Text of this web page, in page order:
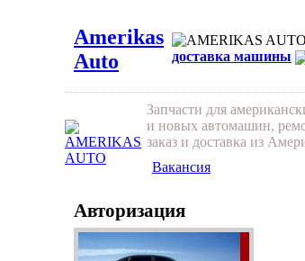
Amerikas
Auto
доставка машины
Запчасти для
и новых автомашин,
заказ и доставка из
Вакансия
Авторизация